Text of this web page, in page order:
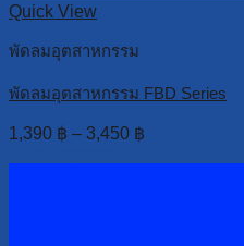
Quick View
พัดลมอุตสาหกรรม
พัดลมอุตสาหกรรม FBD Series
1,390 ฿ – 3,450 ฿